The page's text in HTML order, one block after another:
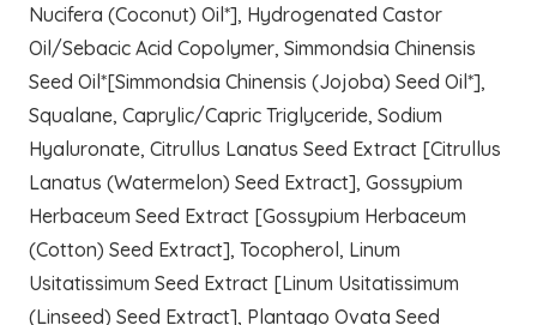
Nucifera (Coconut) Oil*], Hydrogenated Castor
Oil/Sebacic Acid Copolymer, Simmondsia Chinensis
Seed Oil*[Simmondsia Chinensis (Jojoba) Seed Oil*],
Squalane, Caprylic/Capric Triglyceride, Sodium
Hyaluronate, Citrullus Lanatus Seed Extract [Citrullus
Lanatus (Watermelon) Seed Extract], Gossypium
Herbaceum Seed Extract [Gossypium Herbaceum
(Cotton) Seed Extract], Tocopherol, Linum
Usitatissimum Seed Extract [Linum Usitatissimum
(Linseed) Seed Extract], Plantago Ovata Seed